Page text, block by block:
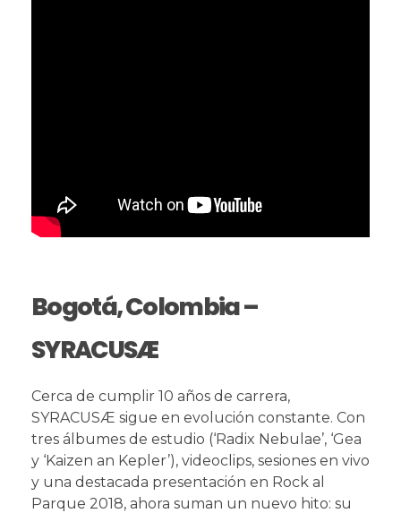
Bogotá, Colombia –
SYRACUSÆ
Cerca de cumplir 10 años de carrera,
SYRACUSÆ sigue en evolución constante. Con
tres álbumes de estudio (‘Radix Nebulae’, ‘Gea
y ‘Kaizen an Kepler’), videoclips, sesiones en vivo
y una destacada presentación en Rock al
Parque 2018, ahora suman un nuevo hito: su